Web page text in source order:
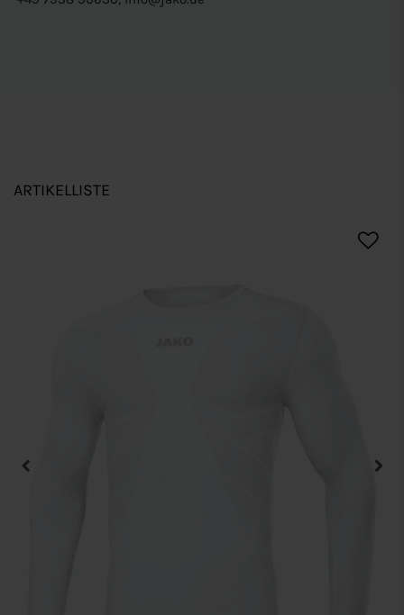
ARTIKELLISTE